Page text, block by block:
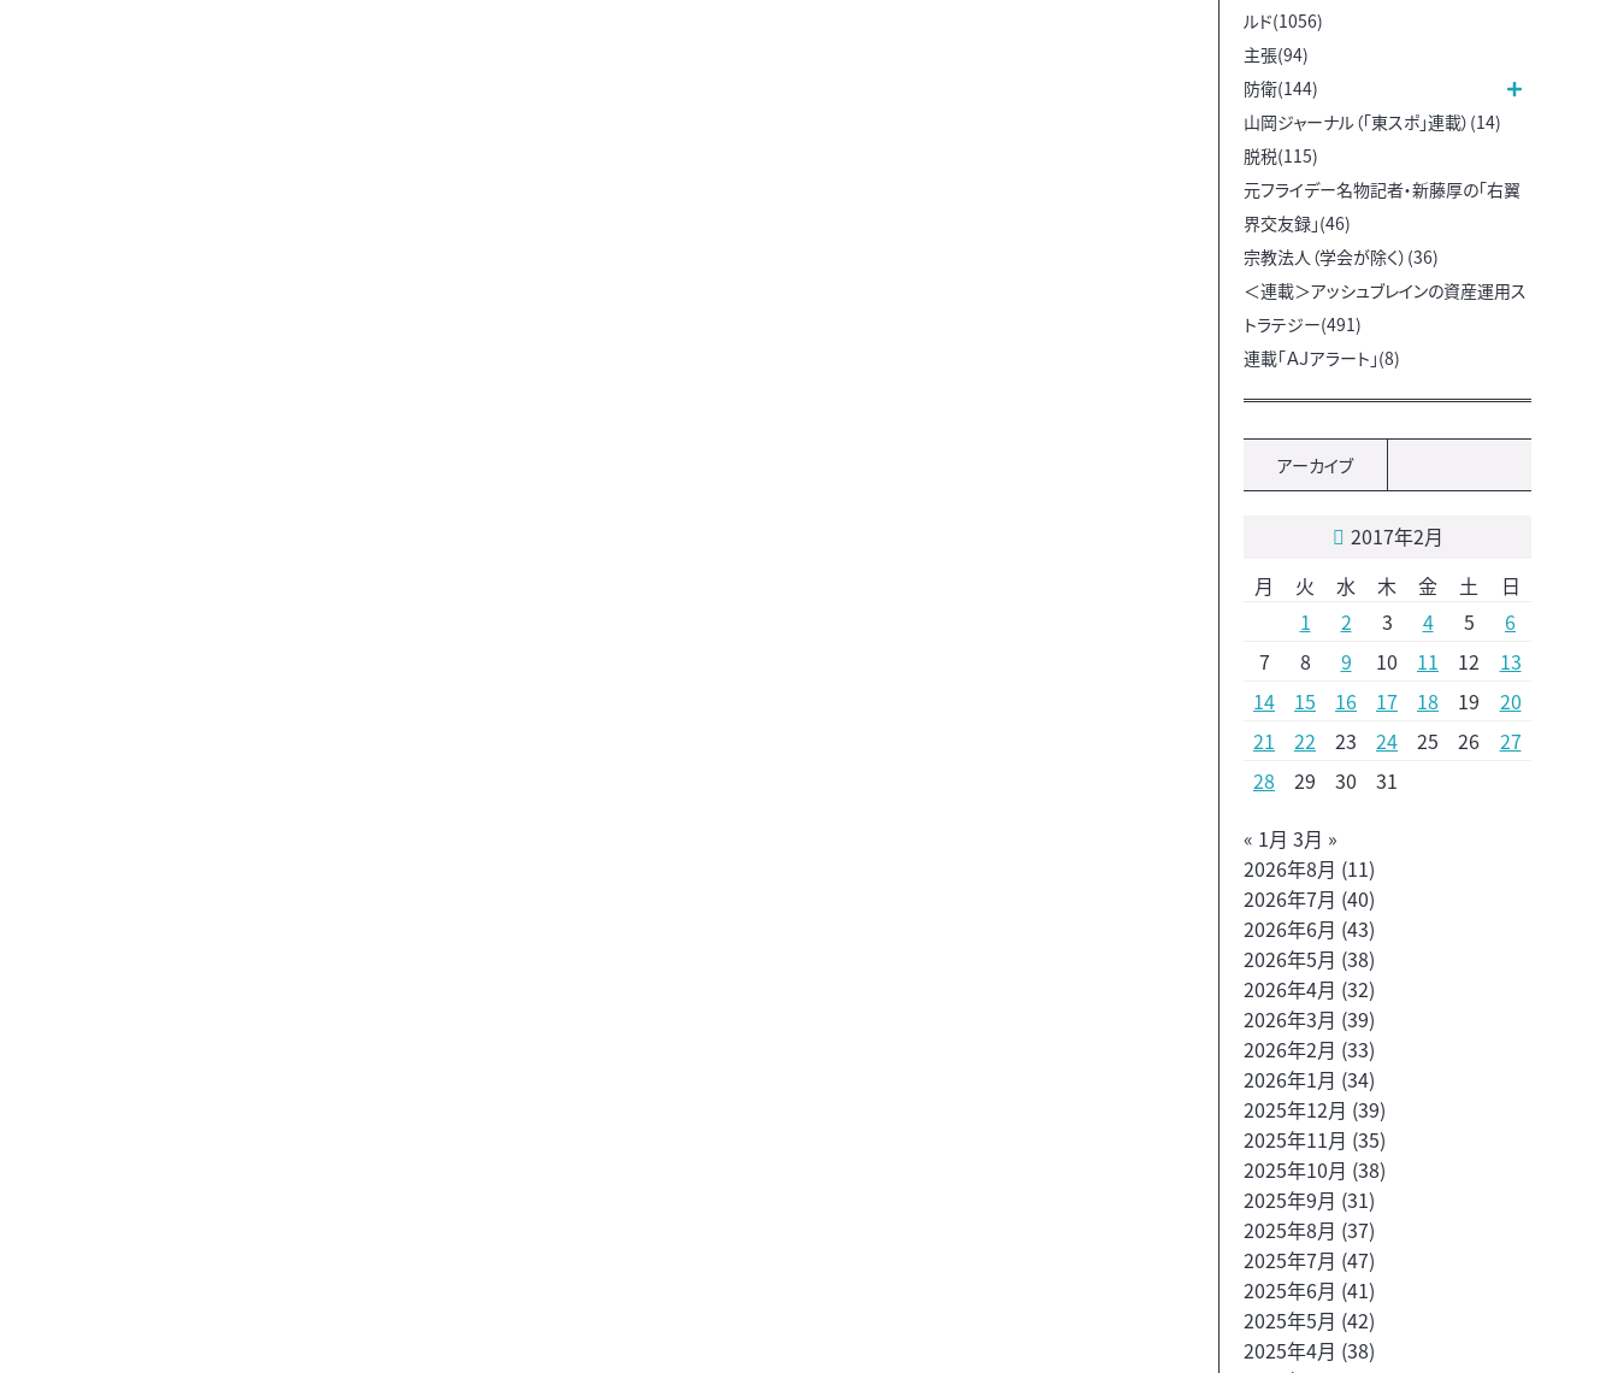
ルド(1056)
主張(94)
防衛(144)
山岡ジャーナル（「東スポ」連載）(14)
脱税(115)
元フライデー名物記者・新藤厚の「右翼
界交友録」(46)
宗教法人（学会が除く）(36)
＜連載＞アッシュブレインの資産運用ス
トラテジー(491)
連載「ＡＪアラート」(8)
アーカイブ
2017年2月
月
火 水 木 金 土
日
1
2 3 4 5
6
7
8 9 10 11 12
13
14
15 16 17 18 19
20
21
22 23 24 25 26
27
28
29 30
31
« 1月 3月 »
2026年8月 (11)
2026年7月 (40)
2026年6月 (43)
2026年5月 (38)
2026年4月 (32)
2026年3月 (39)
2026年2月 (33)
2026年1月 (34)
2025年12月 (39)
2025年11月 (35)
2025年10月 (38)
2025年9月 (31)
2025年8月 (37)
2025年7月 (47)
2025年6月 (41)
2025年5月 (42)
2025年4月 (38)